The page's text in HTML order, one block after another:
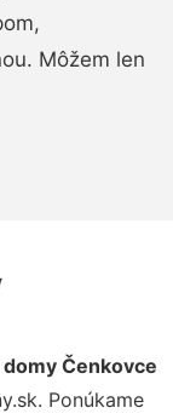
Môžem len
Čenkovce
Ponúkame